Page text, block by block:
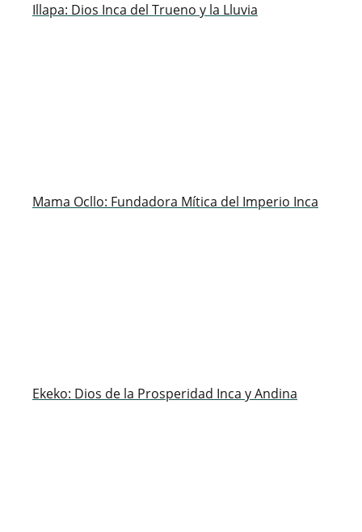
Illapa: Dios Inca del Trueno y la Lluvia
Mama Ocllo: Fundadora Mítica del Imperio Inca
Ekeko: Dios de la Prosperidad Inca y Andina